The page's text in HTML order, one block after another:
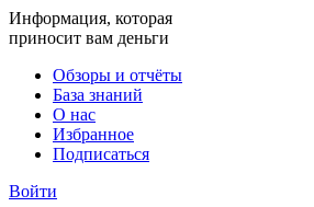
Информация, которая
приносит вам деньги
Обзоры и отчёты
База знаний
О нас
Избранное
Подписаться
Войти